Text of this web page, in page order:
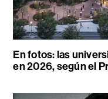
En fotos: las
en 2026, según el